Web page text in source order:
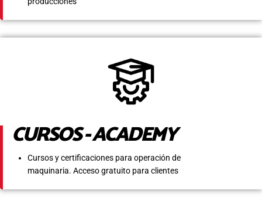
CURSOS - ACADEMY
Cursos y certificaciones para operación de
maquinaria. Acceso gratuito para clientes